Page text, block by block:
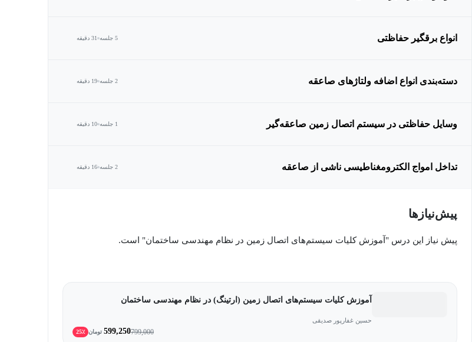
انواع برقگیر حفاظتی 5 جلسه 31 دقیقه
دسته‌بندی انواع اضافه ولتاژهای صاعقه 2 جلسه 19 دقیقه
وسایل حفاظتی در سیستم اتصال زمین صاعقه‌گیر 1 جلسه 10 دقیقه
تداخل امواج الکترومغناطیسی ناشی از صاعقه 2 جلسه 16 دقیقه
پیش‌نیاز‌ها
پیش نیاز این درس "آموزش کلیات سیستم‌های اتصال زمین در نظام مهندسی ساختمان" است.
آموزش کلیات سیستم‌های اتصال زمین (ارتینگ) در نظام مهندسی ساختمان
حسین غفارپور صدیقی
799,000
599,250 تومان 25٪